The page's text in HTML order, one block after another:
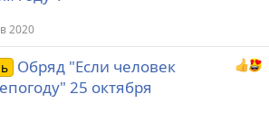
2020
Обряд "Если человек
25 октября